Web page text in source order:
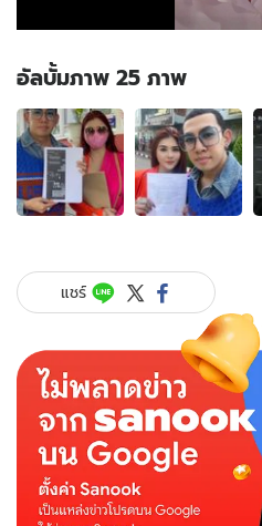
อัลบั้มภาพ 25 ภาพ
อัลบั้ม
ภาพ
25
ภาพ
ของ
คอม
เม
น"
แจ้ง
ความ!
จ้าง
งาน
ทิพย์
แชร์